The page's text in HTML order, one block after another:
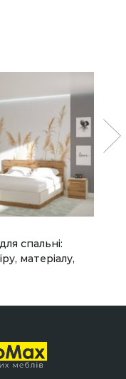
спальні:
матеріалу,